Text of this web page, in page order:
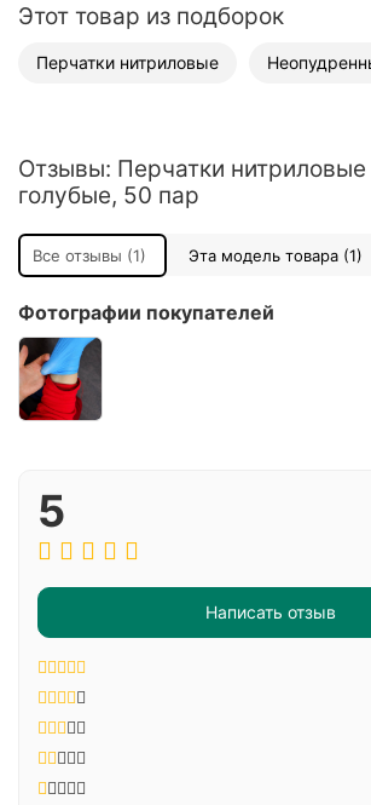
Этот товар из подборок
Перчатки нитриловые
Отзывы: Перчатки
голубые, 50 пар
Все отзывы (1) Эта модель товара (1)
Фотографии покупателей
5
Написать отзыв